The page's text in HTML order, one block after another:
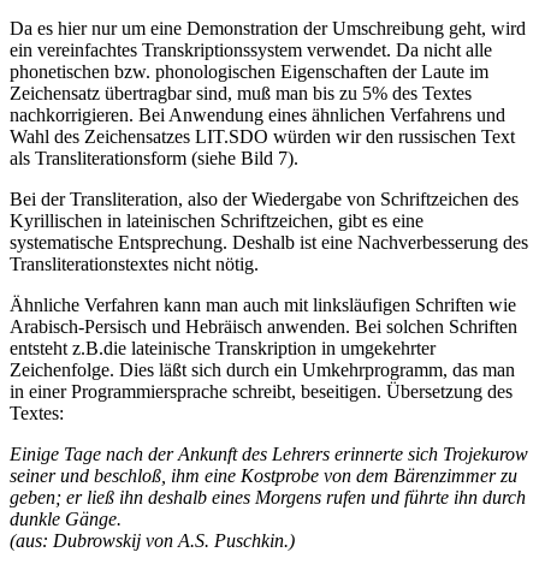
Da es hier nur um eine Demonstration der Umschreibung geht, wird
ein vereinfachtes Transkriptionssystem verwendet. Da nicht alle
phonetischen bzw. phonologischen Eigenschaften der Laute im
Zeichensatz übertragbar sind, muß man bis zu 5% des Textes
nachkorrigieren. Bei Anwendung eines ähnlichen Verfahrens und
Wahl des Zeichensatzes LIT.SDO würden wir den russischen Text
als Transliterationsform (siehe Bild 7).
Bei der Transliteration, also der Wiedergabe von Schriftzeichen des
Kyrillischen in lateinischen Schriftzeichen, gibt es eine
systematische Entsprechung. Deshalb ist eine Nachverbesserung des
Transliterationstextes nicht nötig.
Ähnliche Verfahren kann man auch mit linksläufigen Schriften wie
Arabisch-Persisch und Hebräisch anwenden. Bei solchen Schriften
entsteht z.B.die lateinische Transkription in umgekehrter
Zeichenfolge. Dies läßt sich durch ein Umkehrprogramm, das man
in einer Programmiersprache schreibt, beseitigen. Übersetzung des
Textes:
Einige Tage nach der Ankunft des Lehrers erinnerte sich Trojekurow
seiner und beschloß, ihm eine Kostprobe von dem Bärenzimmer zu
geben; er ließ ihn deshalb eines Morgens rufen und führte ihn durch
dunkle Gänge.
(aus: Dubrowskij von A.S. Puschkin.)